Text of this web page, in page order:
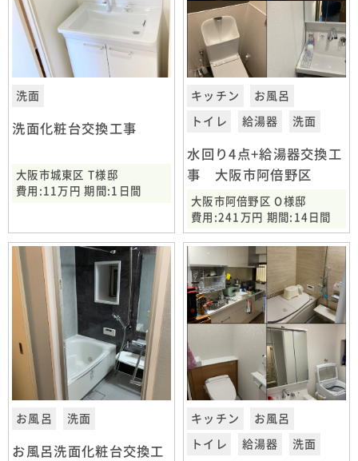
洗面
洗面化粧台交換工事
大阪市城東区 T様邸
費用:11万円 期間:1日間
キッチン お風呂
トイレ 給湯器 洗面
水回り4点+給湯器交換工
事 大阪市阿倍野区
大阪市阿倍野区 O様邸
費用:241万円 期間:14日間
お風呂 洗面
お風呂洗面化粧台交換工
キッチン お風呂
トイレ 給湯器 洗面